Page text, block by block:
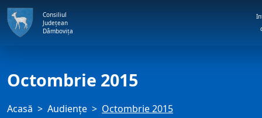
Consiliul
Județean
Dâmbovița
Octombrie 2015
Acasă Audienţe Octombrie 2015